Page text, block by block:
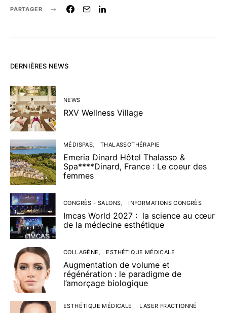
PARTAGER
DERNIÈRES NEWS
NEWS
RXV Wellness Village
MÉDISPAS THALASSOTHÉRAPIE
Emeria Dinard Hôtel Thalasso &
Spa****Dinard, France : Le coeur des
femmes
CONGRÈS - SALONS INFORMATIONS CONGRÈS
Imcas World 2027 : la science au cœur
de la médecine esthétique
COLLAGÈNE ESTHÉTIQUE MÉDICALE
Augmentation de volume et
régénération : le paradigme de
l’amorçage biologique
ESTHÉTIQUE MÉDICALE LASER FRACTIONNÉ